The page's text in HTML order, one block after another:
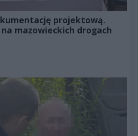
projektową.
mazowieckich drogach